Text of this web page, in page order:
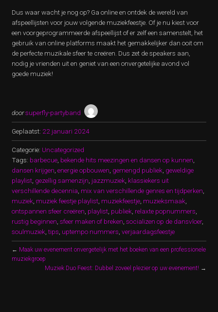
Dus waar wacht je nog op? Ga online en ontdek de wereld van
afspeellijsten voor jouw volgende muziekfeestje. Of je nu kiest voor
een voorgeprogrammeerde afspeellijst of er zelf een samenstelt, het
gebruik van online platforms maakt het gemakkelijker dan ooit om
de perfecte muzikale sfeer te creëren. Dus zet de speakers aan,
nodig je vrienden uit en geniet van een onvergetelijke avond vol
goede muziek!
doorsuperfly-partyband
Geplaatst: 22 januari 2024
Categorie: Uncategorized
Tags: barbecue bekende hits meezingen en dansen op kunnen
dansen krijgen energie opbouwen gemengd publiek geweldige
playlist gezellig samenzijn jazzmuziek klassiekers uit
verschillende decennia mix van verschillende genres en tijdperken
muziek muziek feestje playlist muziekfeestje muzieksmaak
ontspannen sfeer creëren playlist publiek relaxte popnummers
rustig beginnen sfeer maken of breken socializen op de dansvloer,
soulmuziek ,tips uptempo nummers verjaardagsfeestje
← Maak uw evenement onvergetelijk met het boeken van een professionele
muziekgroep
Muziek Duo Feest: Dubbel zoveel plezier op uw evenement! →